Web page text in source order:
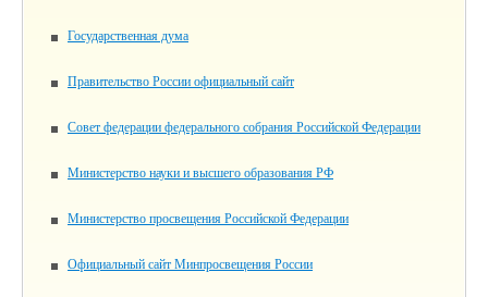
Государственная дума
Правительство России официальный сайт
Совет федерации федерального собрания Российской Федерации
Министерство науки и высшего образования РФ
Министерство просвещения Российской Федерации
Официальный сайт Минпросвещения России